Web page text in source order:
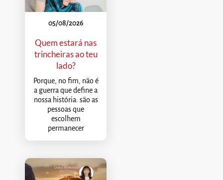
05/08/2026
Quem estará nas
trincheiras ao teu
lado?
Porque, no fim, não é
a guerra que define a
nossa história: são as
pessoas que
escolhem
permanecer